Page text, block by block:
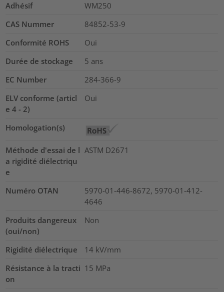
Adhésif
WM250
CAS Nummer
84852-53-9
Conformité ROHS
Oui
Durée de stockage
5 ans
EC Number
284-366-9
ELV conforme (articl
e 4 - 2)
Oui
Homologation(s)
Méthode d'essai de l
a rigidité diélectriqu
e
ASTM D2671
Numéro OTAN
5970-01-446-8672, 5970-01-412-
4646
Produits dangereux
(oui/non)
Non
Rigidité diélectrique 14 kV/mm
Résistance à la tracti
on
15 MPa